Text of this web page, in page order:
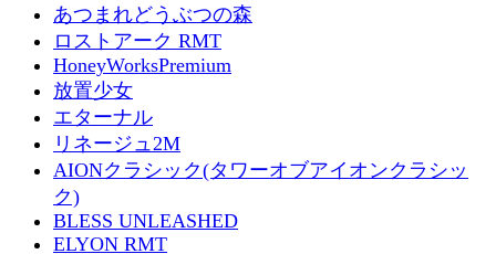
あつまれどうぶつの森
ロストアーク RMT
HoneyWorksPremium
放置少女
エターナル
リネージュ2M
AIONクラシック(タワーオブアイオンクラシッ
ク)
BLESS UNLEASHED
ELYON RMT